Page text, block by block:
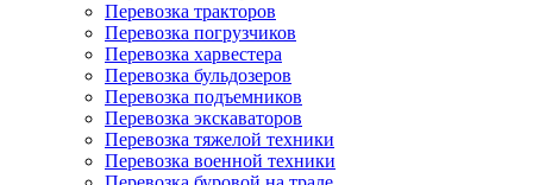
Перевозка тракторов
Перевозка погрузчиков
Перевозка харвестера
Перевозка бульдозеров
Перевозка подъемников
Перевозка экскаваторов
Перевозка тяжелой техники
Перевозка военной техники